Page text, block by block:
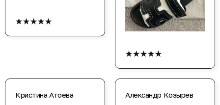
★★★★★
★★★★★
Кристина Атоева Александр Козырев